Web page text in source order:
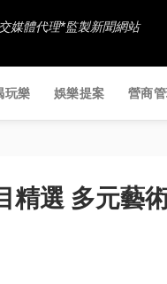
媒體代理*監製新聞網站
玩樂 娛樂提案 營商
精選 多元藝